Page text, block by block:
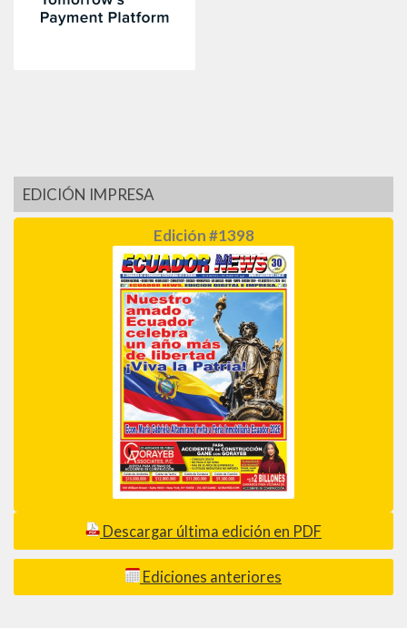
EDICIÓN IMPRESA
Edición #1398
Descargar última edición en PDF
Ediciones anteriores